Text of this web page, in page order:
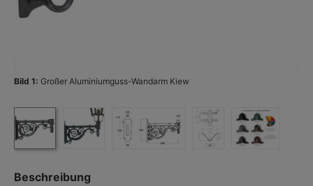
Bild 1: Großer Aluminiumguss-Wandarm Kiew
Beschreibung